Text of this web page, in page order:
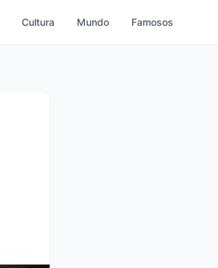
Cultura Mundo Famosos